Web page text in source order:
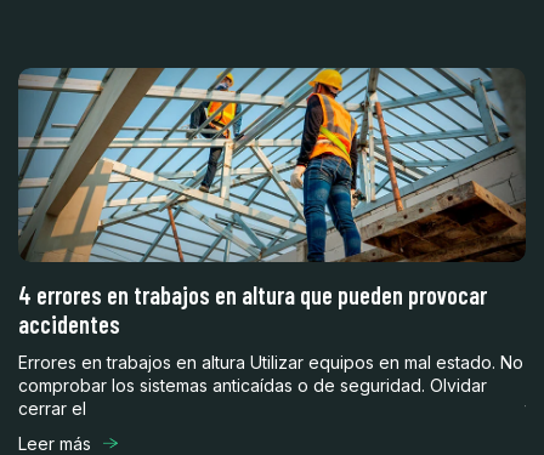
4 errores en trabajos en altura que pueden provocar
accidentes
Errores en trabajos en altura Utilizar equipos en mal estado. No
comprobar los sistemas anticaídas o de seguridad. Olvidar
cerrar el
Leer más